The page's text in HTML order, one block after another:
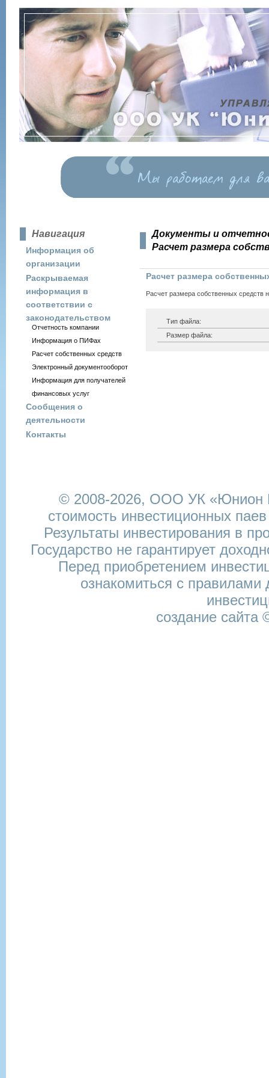
Навигация
Информация об
организации
Раскрываемая
информация в
соответствии с
законодательством
Отчетность компании
Информация о ПИФах
Расчет собственных средств
Электронный документооборот
Информация для получателей
финансовых услуг
Сообщения о
деятельности
Контакты
Документы и
Расчет размера
Расчет размера
Расчет размера собственных средств
Тип файла:
Размер файла:
© 2008-2026, ООО УК «Юнион
стоимость инвестиционных
Результаты инвестирования в
Государство не гарантирует
Перед приобретением
ознакомиться с правилами
создание сайта